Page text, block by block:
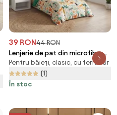
39 RON 44 RON
Lenjerie de pat din microfibra
pentru copii JUNGLE FRIENDS
colorat Dimensiune lenjerie de
pat: 70 x 90 cm | 140 x 200 cm
Pentru băieți, clasic, cu fermoar
(1)
În stoc